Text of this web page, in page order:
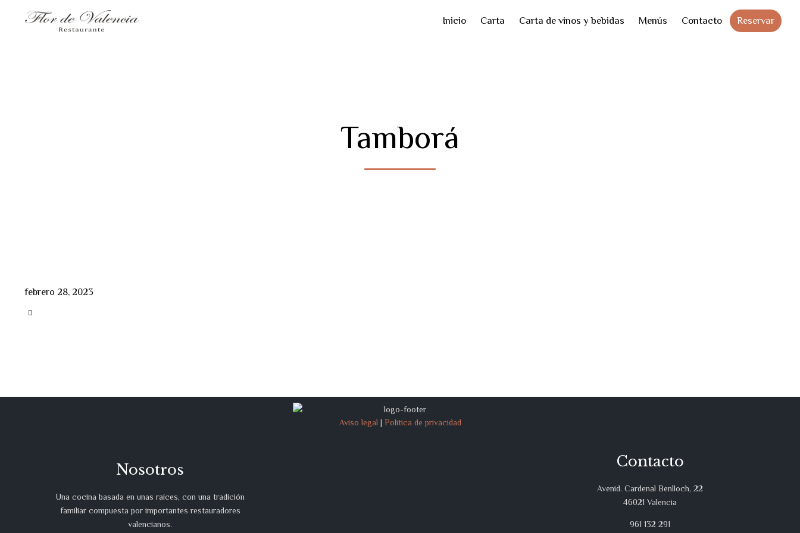
Inicio Carta Carta de vinos y bebidas Menús Contacto Reservar
Tamborá
febrero 28, 2023

Nosotros
Una cocina basada en unas raíces, con una tradición
familiar compuesta por importantes restauradores
valencianos.
Aviso legal | Política de privacidad
Contacto
Avenid. Cardenal Benlloch, 22
46021 Valencia
961 132 291